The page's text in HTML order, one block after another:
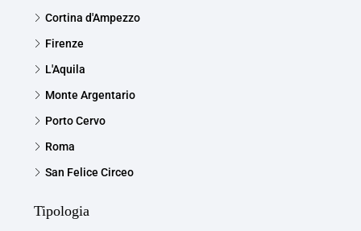
Cortina d'Ampezzo
Firenze
L'Aquila
Monte Argentario
Porto Cervo
Roma
San Felice Circeo
Tipologia